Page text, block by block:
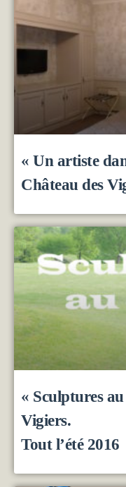
« Un artiste
Château des
« Sculptures
Vigiers.
Tout l’été 2016